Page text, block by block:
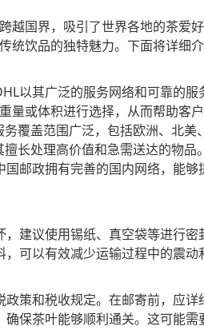
越国界，吸引了世界各地的茶
饮品的独特魅力。下面将详细
以其广泛的服务网络和可靠的
或体积进行选择，从而帮助客户
覆盖范围广泛，包括欧洲、北
长处理高价值和急需送达的物
邮政拥有完善的国内网络，能
建议使用锡纸、真空袋等进行
可以有效减少运输过程中的震动
策和税收规定。在邮寄前，应
保茶叶能够顺利通关。这可能需